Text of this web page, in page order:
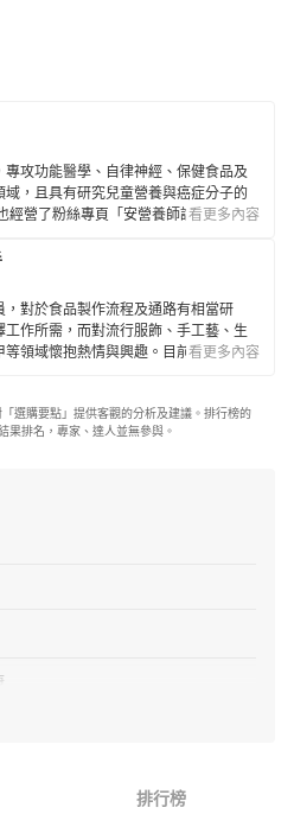
專攻功能醫學、自律神經、保健食品及
域，且具有研究兒童營養與癌症分子的
經營了粉絲專頁「安營養師說營養」，
養學有興趣的人前往粉絲專頁聊聊
看更多內容
，對於食品製作流程及通路有相當研
工作所需，而對流行服飾、手工藝、生
等領域懷抱熱情與興趣。目前為專職翻
看更多內容
選購要點」提供客觀的分析及建議。排行榜的
果排名，專家、達人並無參與。
排行榜